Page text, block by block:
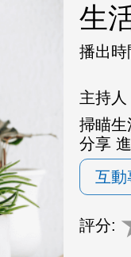
生
播出時
主持人
掃瞄生
分享
互動
評分: